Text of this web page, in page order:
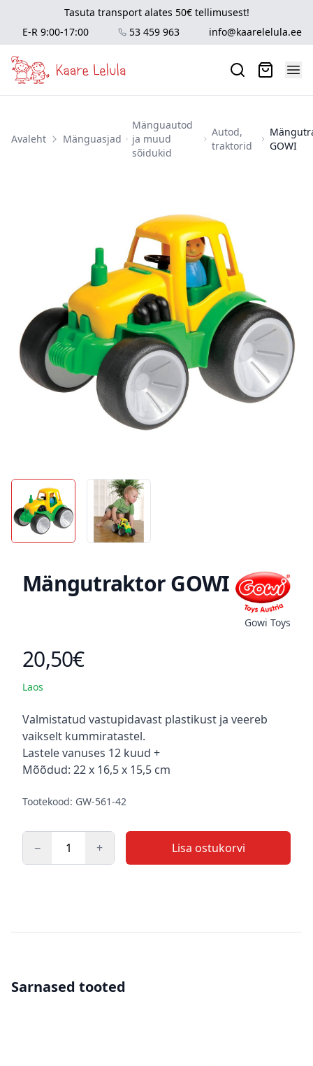
Tasuta transport alates 50€ tellimusest!
E-R 9:00-17:00
53 459 963 info@kaarelelula.ee
Avaleht Mänguasjad
Mänguautod
ja muud
sõidukid
Autod,
traktorid
GOWI
Mängutraktor GOWI
Gowi Toys
Toote hind
20,50€
Laos
Kirjeldus
Valmistatud vastupidavast plastikust ja veereb
vaikselt kummiratastel.
Lastele vanuses 12 kuud +
Mõõdud: 22 x 16,5 x 15,5 cm
Tootekood: GW-561-42
− + Lisa ostukorvi
Sarnased tooted